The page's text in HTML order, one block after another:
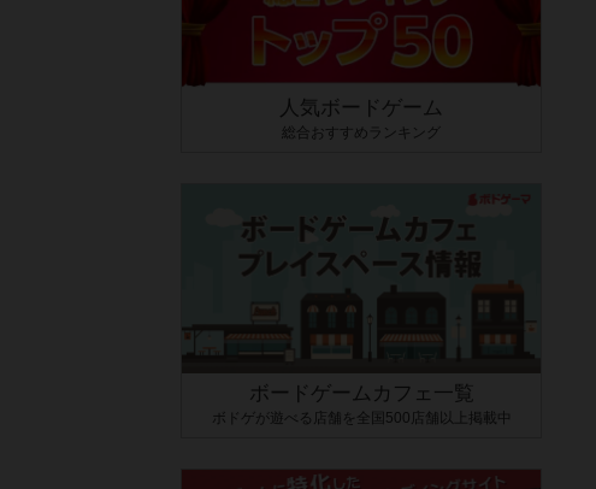
人気ボードゲーム
総合おすすめランキング
ボードゲームカフェ一覧
ボドゲが遊べる店舗を全国500店舗以上掲載中